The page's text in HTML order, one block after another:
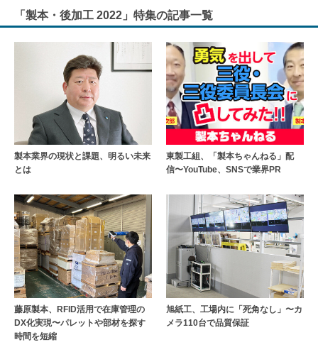
「製本・後加工 2022」特集の記事一覧
製本業界の現状と課題、明るい未来
とは
東製工組、「製本ちゃんねる」配
信〜YouTube、SNSで業界PR
藤原製本、RFID活用で在庫管理の
DX化実現〜パレットや部材を探す
時間を短縮
旭紙工、工場内に「死角なし」〜カ
メラ110台で品質保証